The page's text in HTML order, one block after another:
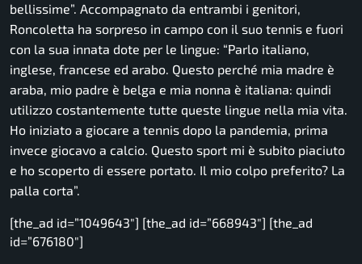
bellissime”. Accompagnato da entrambi i genitori,
Roncoletta ha sorpreso in campo con il suo tennis e fuori
con la sua innata dote per le lingue: “Parlo italiano,
inglese, francese ed arabo. Questo perché mia madre è
araba, mio padre è belga e mia nonna è italiana: quindi
utilizzo costantemente tutte queste lingue nella mia vita.
Ho iniziato a giocare a tennis dopo la pandemia, prima
invece giocavo a calcio. Questo sport mi è subito piaciuto
e ho scoperto di essere portato. Il mio colpo preferito? La
palla corta”.
[the_ad id=”1049643″] [the_ad id=”668943″] [the_ad
id=”676180″]